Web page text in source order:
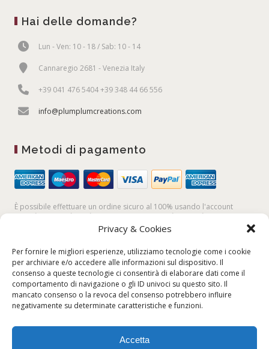
Privacy & Cookies
Per fornire le migliori esperienze, utilizziamo tecnologie come i cookie
per archiviare e/o accedere alle informazioni sul dispositivo. Il
consenso a queste tecnologie ci consentirà di elaborare dati come il
comportamento di navigazione o gli ID univoci su questo sito. Il
mancato consenso o la revoca del consenso potrebbero influire
negativamente su determinate caratteristiche e funzioni.
Accetta
Hai delle domande?
Lun - Ven: 10 - 18 / Sab: 10 - 14
Cannaregio 2681 - Venezia Italy
+39 041 476 5404 +39 348 44 66 556
info@plumplumcreations.com
Metodi di pagamento
È possibile effettuare un ordine sicuro al 100% usando l'account
PayPal,lacarta di credito, oppure facendo unbonifico bancario